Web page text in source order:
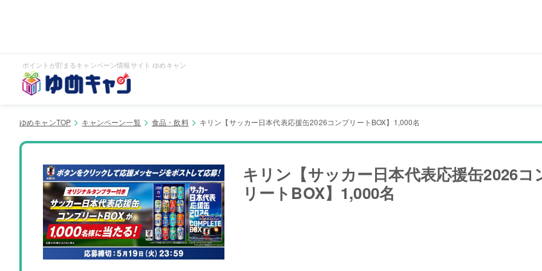
ポイントが貯まるキャンペーン情報サイト ゆめキャン
ゆめキャンTOP キャンペーン一覧 食品・飲料 キリン【サッカー日本代表応援缶2026コンプリートBOX】1,000名
キリン【サッカー日本代表応援缶2026コ
リートBOX】1,000名